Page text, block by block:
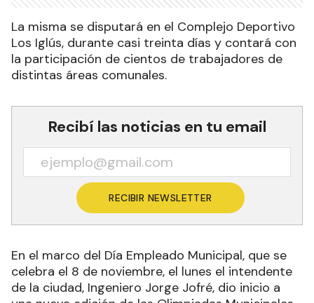
La misma se disputará en el Complejo Deportivo
Los Iglús, durante casi treinta días y contará con
la participación de cientos de trabajadores de
distintas áreas comunales.
Recibí las noticias en tu email
RECIBIR NEWSLETTER
En el marco del Día Empleado Municipal, que se
celebra el 8 de noviembre, el lunes el intendente
de la ciudad, Ingeniero Jorge Jofré, dio inicio a